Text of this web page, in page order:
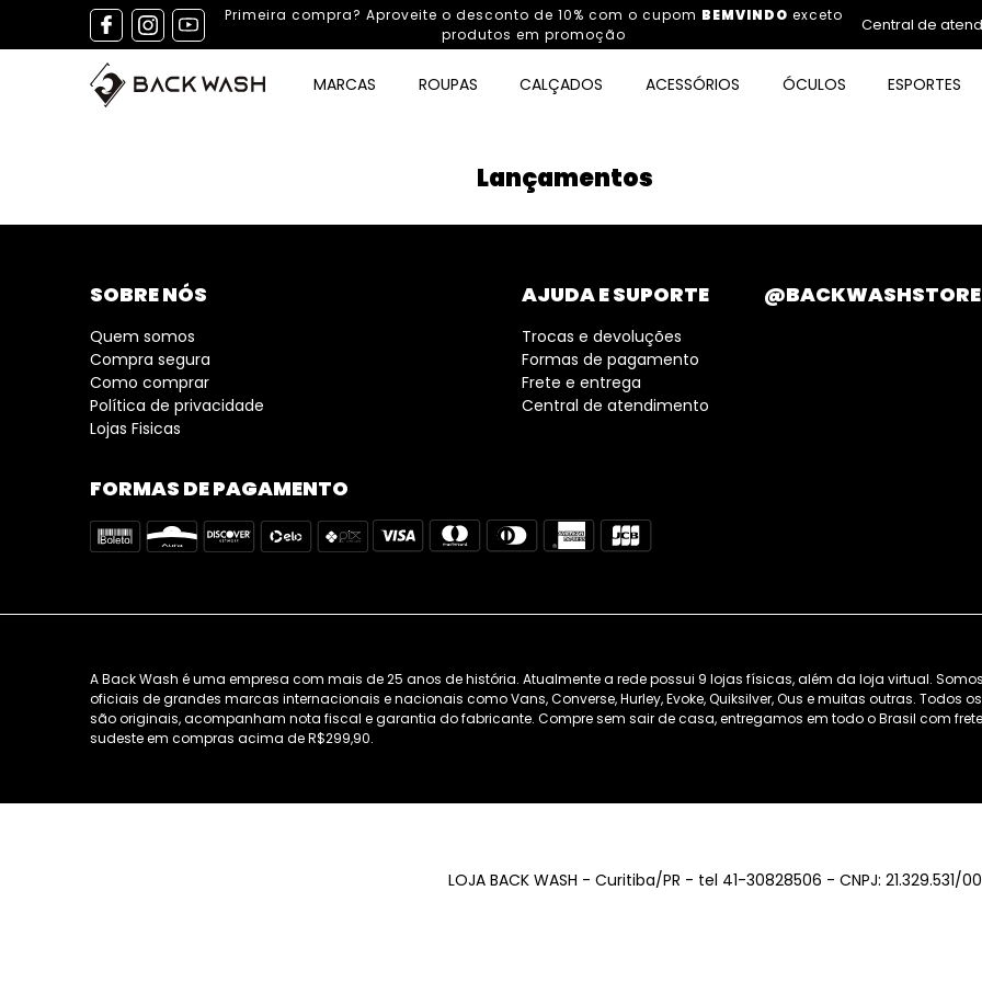
Primeira compra? Aproveite o desconto de 10% com o cupom BEMVINDO exceto
produtos em promoção
Central de
MARCAS ROUPAS CALÇADOS ACESSÓRIOS ÓCULOS ESPORTES
Lançamentos
SOBRE NÓS
Quem somos
Compra segura
Como comprar
Política de privacidade
Lojas Fisicas
AJUDA E SUPORTE
Trocas e devoluções
Formas de pagamento
Frete e entrega
Central de atendimento
FORMAS DE PAGAMENTO
@BACKWASHSTORE
A Back Wash é uma empresa com mais de 25 anos de história. Atualmente a rede possui 9 lojas físicas, além da loja virtual.
oficiais de grandes marcas internacionais e nacionais como Vans, Converse, Hurley, Evoke, Quiksilver, Ous e muitas outras. Todos
são originais, acompanham nota fiscal e garantia do fabricante. Compre sem sair de casa, entregamos em todo o Brasil com
sudeste em compras acima de R$299,90.
LOJA BACK WASH - Curitiba/PR - tel 41-30828506 - CNPJ: 21.329.531/